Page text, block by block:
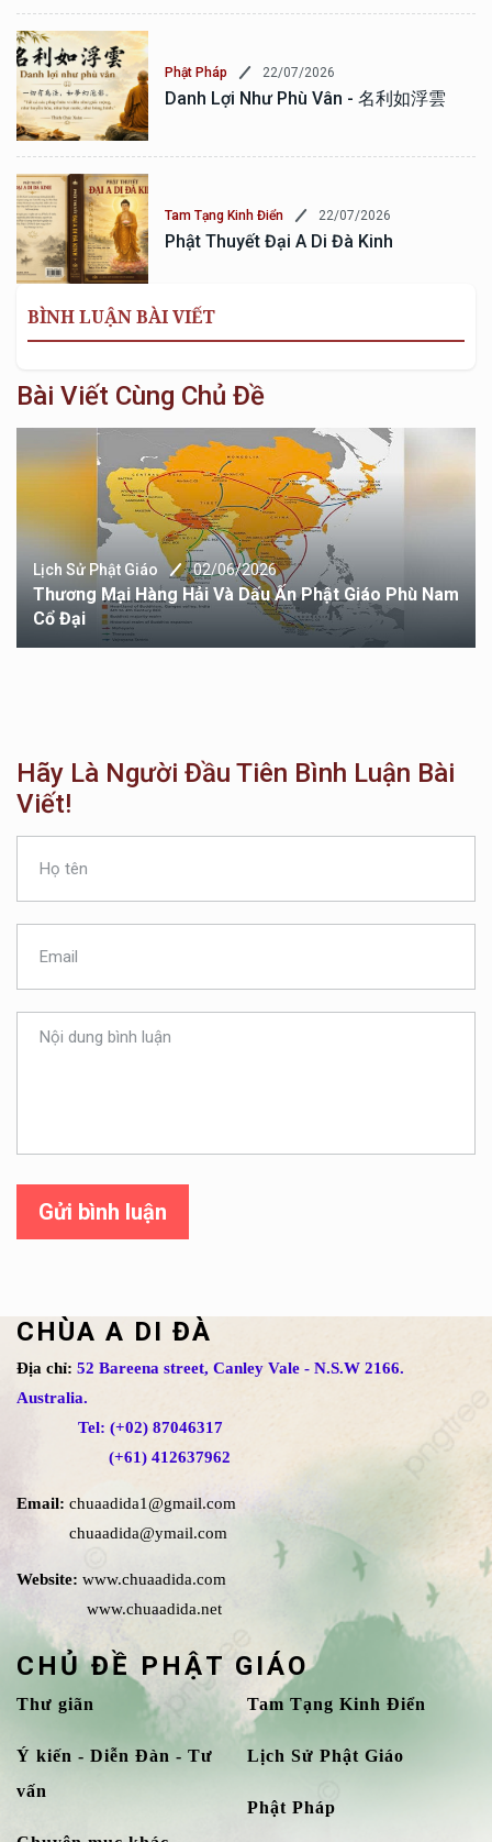
Phật Pháp 22/07/2026
Danh Lợi Như Phù Vân - 名利如浮雲
Tam Tạng Kinh Điển 22/07/2026
Phật Thuyết Đại A Di Đà Kinh
BÌNH LUẬN BÀI VIẾT
Bài Viết Cùng Chủ Đề
Nam Lịch Sử Phật Giáo 02/06/2026
Dấu Ấn Phật Giáo Trong Lòng Ba Tư Cổ Đại
Hãy Là Người Đầu Tiên Bình Luận Bài
Viết!
Gửi bình luận
CHÙA A DI ĐÀ
Địa chỉ: 52 Bareena street, Canley Vale - N.S.W 2166.
Australia.
Tel: (+02) 87046317
(+61) 412637962
Email: chuaadida1@gmail.com
chuaadida@ymail.com
Website: www.chuaadida.com
www.chuaadida.net
CHỦ ĐỀ PHẬT GIÁO
Thư giãn
Ý kiến - Diễn Đàn - Tư
vấn
Tam Tạng Kinh Điển
Lịch Sử Phật Giáo
Phật Pháp